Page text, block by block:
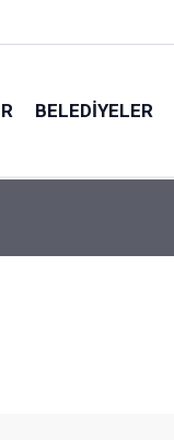
BELEDIYELER